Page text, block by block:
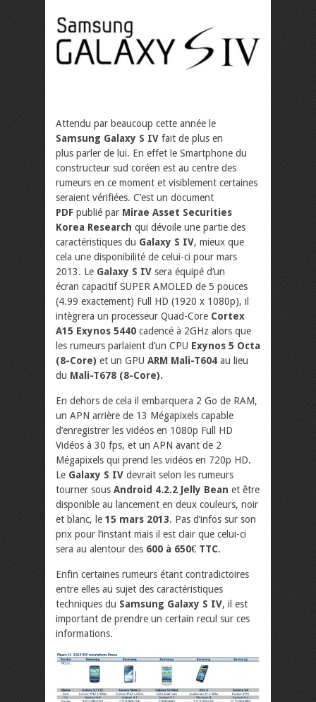
Attendu par beaucoup cette année le
Samsung Galaxy S IV fait de plus en
plus parler de lui. En effet le Smartphone du
constructeur sud coréen est au centre des
rumeurs en ce moment et visiblement certaines
seraient vérifiées. C’est un document
PDF publié par Mirae Asset Securities
Korea Research qui dévoile une partie des
caractéristiques du Galaxy S IV, mieux que
cela une disponibilité de celui-ci pour mars
2013. Le Galaxy S IV sera équipé d’un
écran capacitif SUPER AMOLED de 5 pouces
(4.99 exactement) Full HD (1920 x 1080p), il
intègrera un processeur Quad-Core Cortex
A15 Exynos 5440 cadencé à 2GHz alors que
les rumeurs parlaient d’un CPU Exynos 5 Octa
(8-Core) et un GPU ARM Mali-T604 au lieu
du Mali-T678 (8-Core).
En dehors de cela il embarquera 2 Go de RAM,
un APN arrière de 13 Mégapixels capable
d’enregistrer les vidéos en 1080p Full HD
Vidéos à 30 fps, et un APN avant de 2
Mégapixels qui prend les vidéos en 720p HD.
Le Galaxy S IV devrait selon les rumeurs
tourner sous Android 4.2.2 Jelly Bean et être
disponible au lancement en deux couleurs, noir
et blanc, le 15 mars 2013. Pas d’infos sur son
prix pour l’instant mais il est clair que celui-ci
sera au alentour des 600 à 650€ TTC.
Enfin certaines rumeurs étant contradictoires
entre elles au sujet des caractéristiques
techniques du Samsung Galaxy S IV, il est
important de prendre un certain recul sur ces
informations.